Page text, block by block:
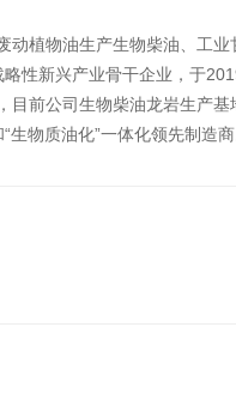
植物油生产生物柴油、工业
性新兴产业骨干企业，于
前公司生物柴油龙岩生产基
物质油化”一体化领先制造商